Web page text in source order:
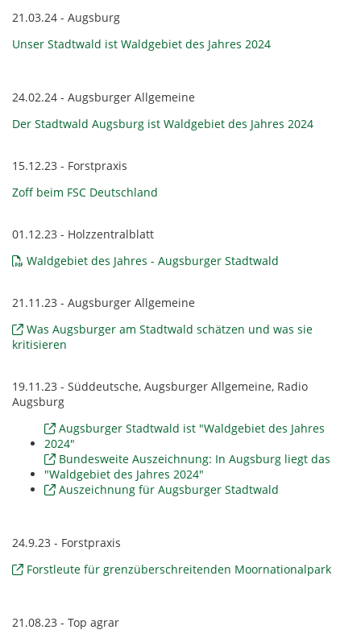
21.03.24 - Augsburg
Unser Stadtwald ist Waldgebiet des Jahres 2024
24.02.24 - Augsburger Allgemeine
Der Stadtwald Augsburg ist Waldgebiet des Jahres 2024
15.12.23 - Forstpraxis
Zoff beim FSC Deutschland
01.12.23 - Holzzentralblatt
Waldgebiet des Jahres - Augsburger Stadtwald
21.11.23 - Augsburger Allgemeine
Was Augsburger am Stadtwald schätzen und was sie
kritisieren
19.11.23 - Süddeutsche, Augsburger Allgemeine, Radio
Augsburg
Augsburger Stadtwald ist "Waldgebiet des Jahres
2024"
Bundesweite Auszeichnung: In Augsburg liegt das
"Waldgebiet des Jahres 2024"
Auszeichnung für Augsburger Stadtwald
24.9.23 - Forstpraxis
Forstleute für grenzüberschreitenden Moornationalpark
21.08.23 - Top agrar